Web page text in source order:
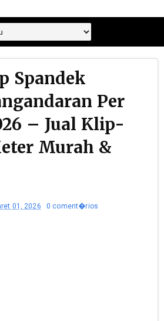
Spandek
Per
– Jual Klip-
Murah &
01, 2026 0 coment�rios